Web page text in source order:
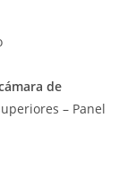
de
– Panel